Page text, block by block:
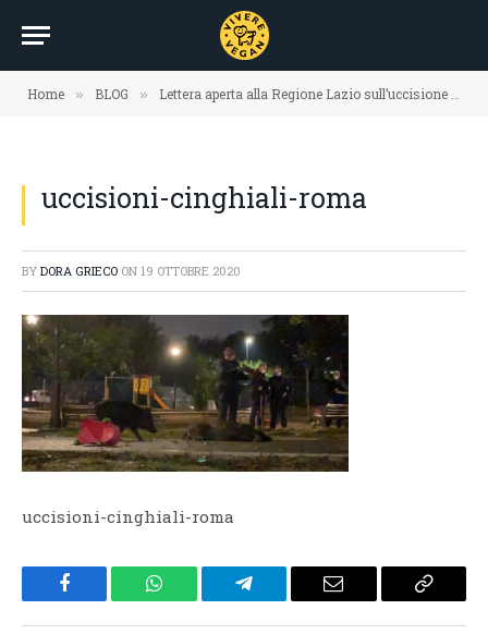
Home » BLOG » Lettera aperta alla Regione Lazio sull’uccisione della mamma cinghiale e i suoi cuccioli avvenuta a Roma
uccisioni-cinghiali-roma
BY DORA GRIECO ON 19 OTTOBRE 2020
uccisioni-cinghiali-roma
Facebook WhatsApp Telegram Email
Copy